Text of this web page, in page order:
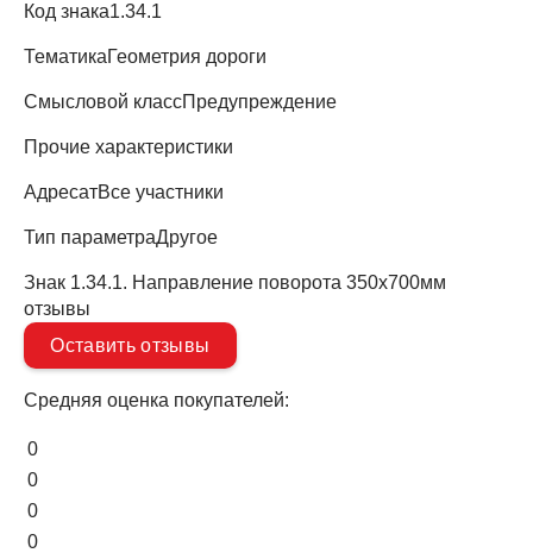
Код знака1.34.1
ТематикаГеометрия дороги
Смысловой классПредупреждение
Прочие характеристики
АдресатВсе участники
Тип параметраДругое
Знак 1.34.1. Направление поворота 350х700мм
отзывы
Оставить отзывы
Средняя оценка покупателей:
0
0
0
0